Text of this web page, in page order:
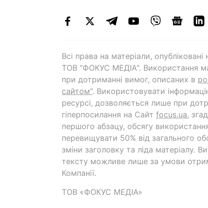
Всі права на матеріали,
ТОВ "ФОКУС МЕДІА". Використання
при дотриманні вимог, описаних в
сайтом". Використовувати
ресурсі, дозволяється лише при
гіперпосилання на Cайт focus.ua,
першого абзацу, обсягу
перевищувати 50% від загального
зміни заголовку та ліда матеріалу.
тексту можливе лише за умови
Компанії.
ТОВ «ФОКУС МЕДІА»